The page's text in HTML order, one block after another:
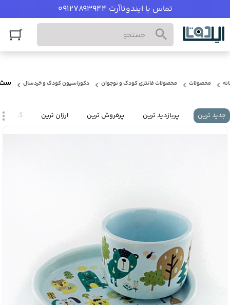
تماس با ایندوتاآرت 09127893944
محصولات محصولات فانتزی کودک و نوجوان دکوراسیون کودک و خردسال ست ظرف
جدید ترین پربازدید ترین پرفروش ترین ارزان ترین گران